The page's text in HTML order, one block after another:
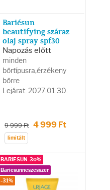
Bariésun
beautifying száraz
olaj spray spf30
Napozás előtt
minden
bőrtípusra,érzékeny
bőrre
Lejárat: 2027.01.30.
9 999 Ft 4 999 Ft
limitált
BARIESUN-30%
Bariesunneszesszer
-31%